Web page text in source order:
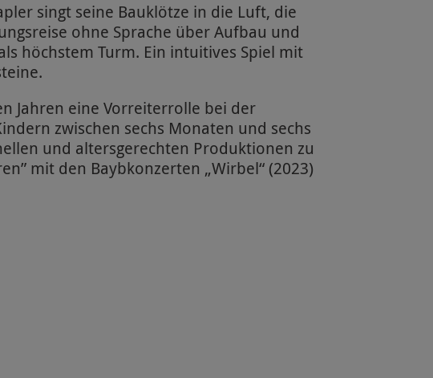
singt seine Bauklötze in die Luft, die
ohne Sprache über Aufbau und
höchstem Turm. Ein intuitives Spiel mit
Jahren eine Vorreiterrolle bei der
zwischen sechs Monaten und sechs
und altersgerechten Produktionen zu
mit den Baybkonzerten „Wirbel“ (2023)